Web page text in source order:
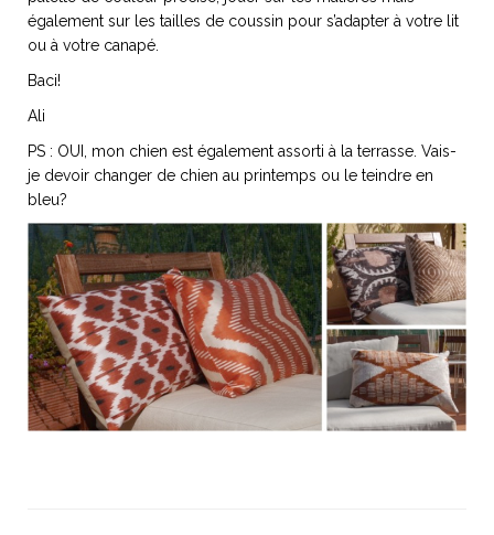
Burano, la palette
de tous les
du
ART DE VIVRE ITALIEN
Notre palette
également sur les tailles de coussin pour s’adapter à votre lit
ou à votre canapé.
Baci!
Ali
PS : OUI, mon chien est également assorti à la terrasse. Vais-
je devoir changer de chien au printemps ou le teindre en
bleu?